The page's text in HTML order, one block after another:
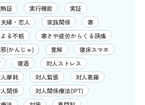
証 実行機能
実証
婦・恋人 家族関係
寒
る不眠
寒さや疲労からくる頭痛
(かんじゃ) 寛解
寝床スマホ
寝酒
対人ストレス
摩耗 対人緊張
対人葛藤
関係
対人関係療法(IPT)